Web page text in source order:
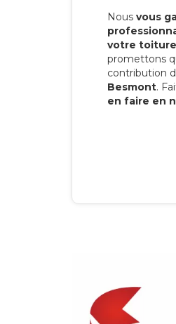
Nous vous
votre
promettons
contribution
Besmont.
en faire en